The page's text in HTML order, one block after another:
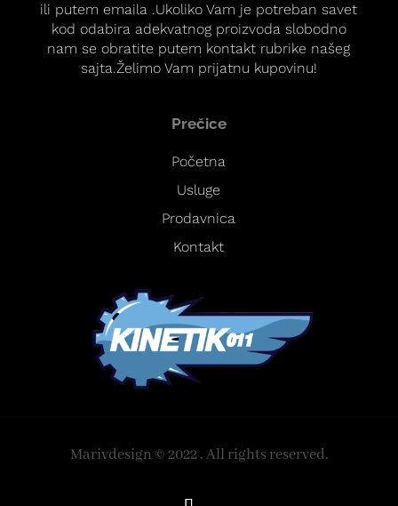
ili putem emaila .Ukoliko Vam je potreban savet
kod odabira adekvatnog proizvoda slobodno
nam se obratite putem kontakt rubrike našeg
sajta.Želimo Vam prijatnu kupovinu!
Prečice
Početna
Usluge
Prodavnica
Kontakt
Marivdesign © 2022 . All rights reserved.